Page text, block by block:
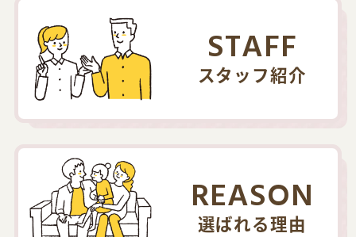
STAFF
スタッフ紹介
REASON
選ばれる理由